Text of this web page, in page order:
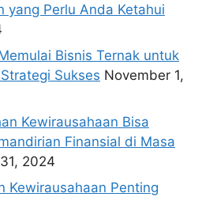
yang Perlu Anda Ketahui
Bisnis Ternak untuk
Sukses November 1,
Kewirausahaan Bisa
Finansial di Masa
2024
Kewirausahaan Penting